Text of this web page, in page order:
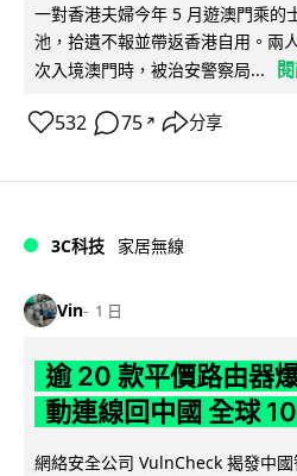
一對香港夫婦今年 5 月遊澳門乘的
池，拾遺不報並帶返香港自用。兩
次入境澳門時，被治安警察局...
532 75 ↗ 分享
3C科技 家居無線
Vin 1 日
逾 20 款平價路由器
動連線回中國 全球
網絡安全公司 VulnCheck 揭發中